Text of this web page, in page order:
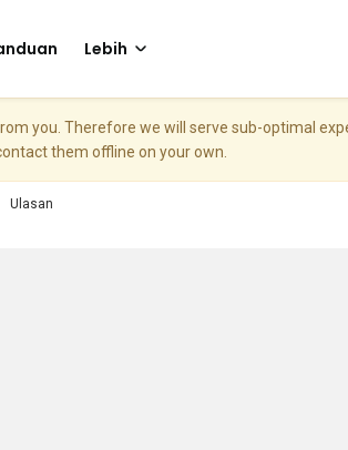
Lebih
you. Therefore we will serve sub-optimal
them offline on your own.
Ulasan